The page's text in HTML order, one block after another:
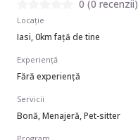
0 (0 recenzii)
Locație
Iasi, 0km față de tine
Experiență
Fără experiență
Servicii
Bonă, Menajeră, Pet-sitter